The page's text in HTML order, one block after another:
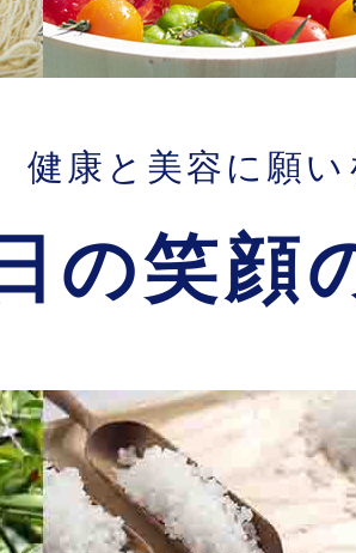
健康と美容に願い
の笑顔